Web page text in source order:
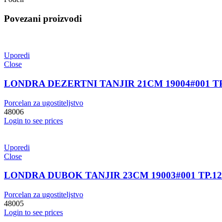
Povezani proizvodi
Uporedi
Close
LONDRA DEZERTNI TANJIR 21CM 19004#001
Porcelan za ugostiteljstvo
48006
Login to see prices
Uporedi
Close
LONDRA DUBOK TANJIR 23CM 19003#001 TP.12
Porcelan za ugostiteljstvo
48005
Login to see prices